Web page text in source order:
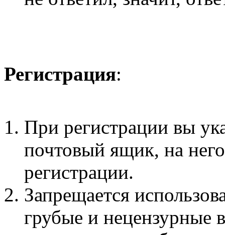
Регистрация:
При регистрации вы
почтовый ящик, на
регистрации.
Запрещается
грубые и нецензурные